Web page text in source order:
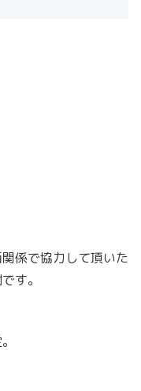
係で協力して頂いた
す。